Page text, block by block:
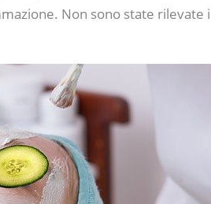
Non sono state rilevate